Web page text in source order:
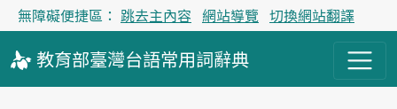
無障礙便捷區： 跳去主內容 網站導覽 切換網站翻譯
教育部臺灣台語常用詞辭典